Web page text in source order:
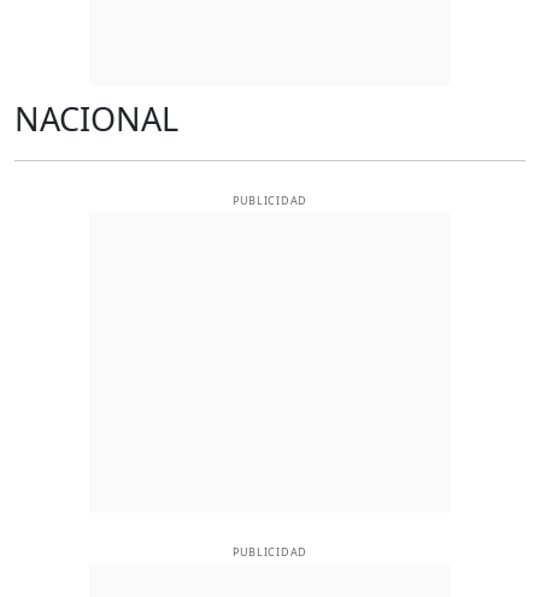
NACIONAL
PUBLICIDAD
PUBLICIDAD